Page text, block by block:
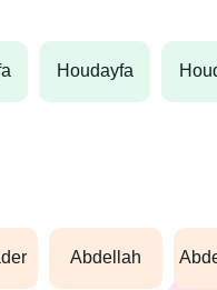
houdayfa
abdellah